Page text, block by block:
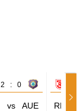
2 : 0
vs AUE REG